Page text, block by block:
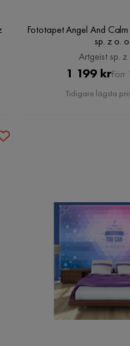
Fototapet Angel And
sp. z o. o.
Artgeist sp.
Pris
1 199 kr
Pris
Förr
Tidigare lägsta